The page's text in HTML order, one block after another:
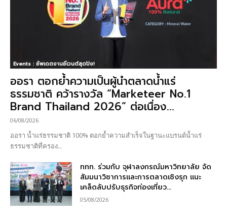
Events : อัพเดตงานอีเวนต์สุดปัง!
ออรา ตอกย้ำความเป็นผู้นำตลาดน้ำแร่
ธรรมชาติ คว้ารางวัล “Marketeer No.1
Brand Thailand 2026” ต่อเนื่อง...
06/08/2026
ออรา น้ำแร่ธรรมชาติ 100% ตอกย้ำความสำเร็จในฐานะแบรนด์น้ำแร่
ธรรมชาติที่ครอง...
ททท. ร่วมกับ จุฬาลงกรณ์มหาวิทยาลัย จัด
สัมมนาวิชาการและการตลาดเชิงรุก แนะ
เคล็ดลับปรับธุรกิจท่องเที่ยว...
05/08/2026